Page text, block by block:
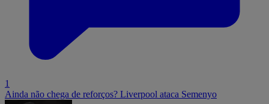
1
Ainda não chega de reforços? Liverpool ataca Semenyo